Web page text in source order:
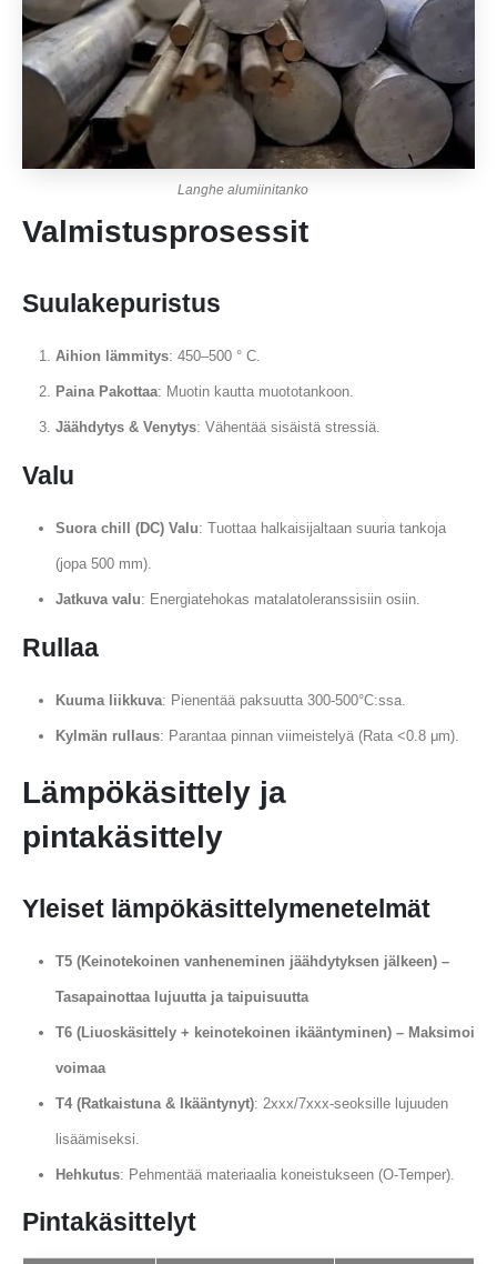
Langhe alumiinitanko
Valmistusprosessit
Suulakepuristus
Aihion lämmitys: 450–500 ° C.
Paina Pakottaa: Muotin kautta muototankoon.
Jäähdytys & Venytys: Vähentää sisäistä stressiä.
Valu
Suora chill (DC) Valu: Tuottaa halkaisijaltaan suuria tankoja
(jopa 500 mm).
Jatkuva valu: Energiatehokas matalatoleranssisiin osiin.
Rullaa
Kuuma liikkuva: Pienentää paksuutta 300-500°C:ssa.
Kylmän rullaus: Parantaa pinnan viimeistelyä (Rata <0.8 μm).
Lämpökäsittely ja
pintakäsittely
Yleiset lämpökäsittelymenetelmät
T5 (Keinotekoinen vanheneminen jäähdytyksen jälkeen) –
Tasapainottaa lujuutta ja taipuisuutta
T6 (Liuoskäsittely + keinotekoinen ikääntyminen) – Maksimoi
voimaa
T4 (Ratkaistuna & Ikääntynyt): 2xxx/7xxx-seoksille lujuuden
lisäämiseksi.
Hehkutus: Pehmentää materiaalia koneistukseen (O-Temper).
Pintakäsittelyt